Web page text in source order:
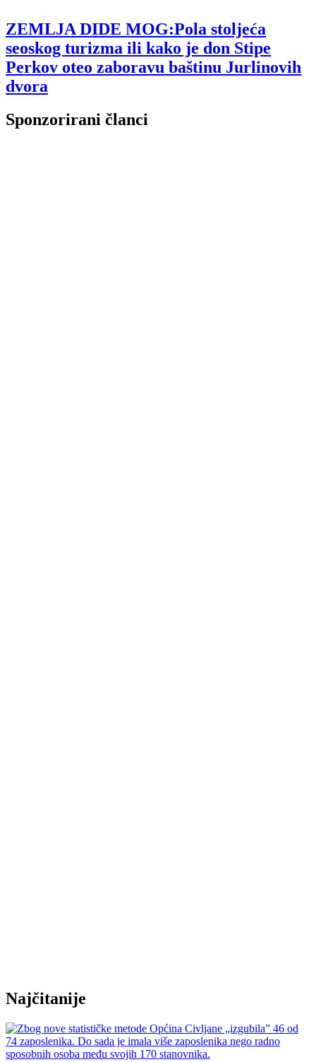
ZEMLJA DIDE MOG:Pola stoljeća
seoskog turizma ili kako je don Stipe
Perkov oteo zaboravu baštinu Jurlinovih
dvora
Sponzorirani članci
Najčitanije